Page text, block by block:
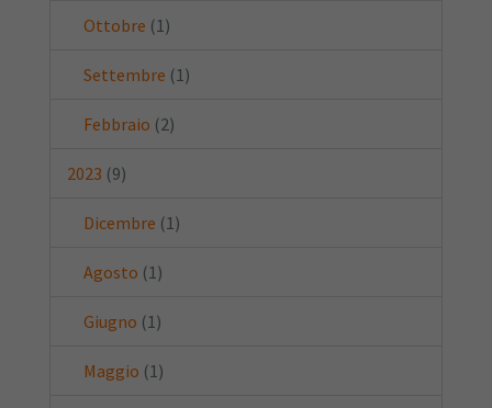
Ottobre (1)
Settembre (1)
Febbraio (2)
2023 (9)
Dicembre (1)
Agosto (1)
Giugno (1)
Maggio (1)